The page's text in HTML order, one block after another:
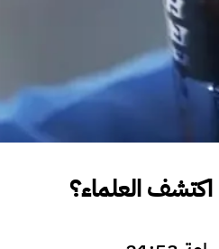
اكتشف العلماء؟